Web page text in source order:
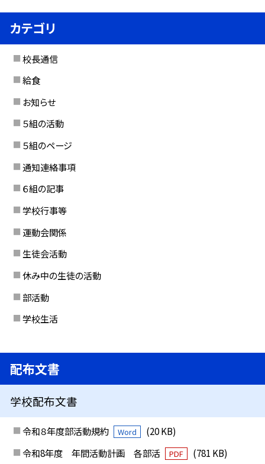
カテゴリ
校長通信
給食
お知らせ
５組の活動
５組のページ
通知連絡事項
６組の記事
学校行事等
運動会関係
生徒会活動
休み中の生徒の活動
部活動
学校生活
配布文書
学校配布文書
令和８年度部活動規約 Word
(20 KB)
令和8年度 年間活動計画 各部活
PDF
(781 KB)